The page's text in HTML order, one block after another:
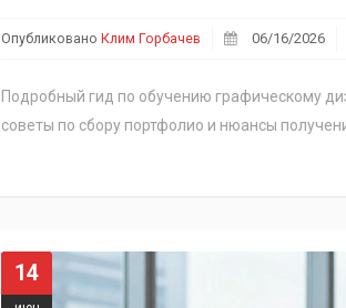
Опубликовано Клим Горбачев 06/16/2026
Подробный гид по обучению графическому
советы по сбору портфолио и нюансы
14